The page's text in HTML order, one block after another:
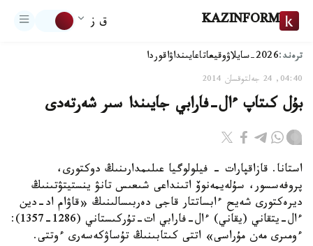
KAZINFORM ق ز
ترەند:2026-سايلاۋ وقيعاتاعايىنداۋاقوردا
04:40, 24 جەلتوقسان 2014
بۇل كىتاپ ءال-فارابي جايىندا سىر شەرتەدى
استانا. قازاقپارات - فيلولوگيا عىلىمدارىنىڭ دوكتورى،
پروفەسسور، سۇلەيمەنوۆ اتىنداعى شىعىس تانۋ ينستيتۋتىنىڭ
ديرەكتورى شەيح ءابساتتار قاجى دەربىسالىنىڭ «قاۋام اد-دين
ءال-يتقاني (يقاني) ءال-فارابي ات-تۇركىستاني (1286-1357):
ءومىرى مەن مۇراسى» اتتى كىتابىنىڭ تۇساۋكەسەرى ءوتتى.